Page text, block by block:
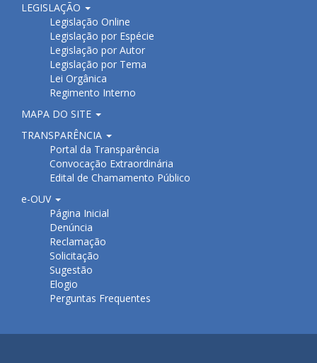
LEGISLAÇÃO
Legislação Online
Legislação por Espécie
Legislação por Autor
Legislação por Tema
Lei Orgânica
Regimento Interno
MAPA DO SITE
TRANSPARÊNCIA
Portal da Transparência
Convocação Extraordinária
Edital de Chamamento Público
e-OUV
Página Inicial
Denúncia
Reclamação
Solicitação
Sugestão
Elogio
Perguntas Frequentes